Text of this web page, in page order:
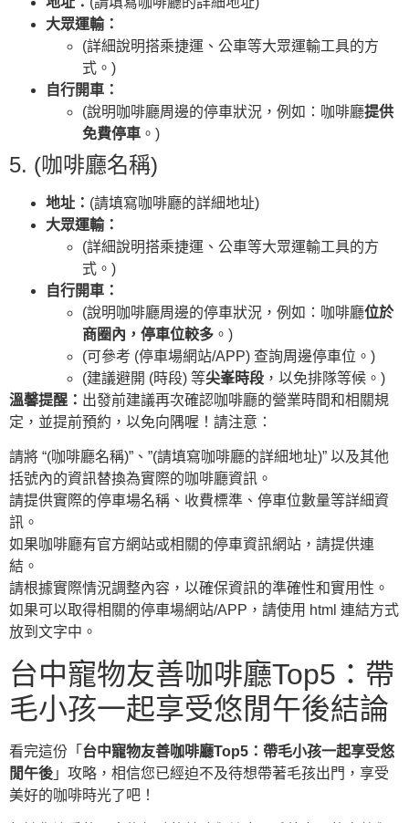
大眾運輸：
(詳細說明搭乘捷運、公車等大眾運輸工具的方
式。)
自行開車：
(說明咖啡廳周邊的停車狀況，例如：咖啡廳提供
免費停車 。)
5. (咖啡廳名稱)
地址： (請填寫咖啡廳的詳細地址)
大眾運輸：
(詳細說明搭乘捷運、公車等大眾運輸工具的方
式。)
自行開車：
(說明咖啡廳周邊的停車狀況，例如：咖啡廳位於
商圈內，停車位較多 。)
(可參考 (停車場網站/APP) 查詢周邊停車位。)
(建議避開 (時段) 等尖峯時段 ，以免排隊等候。)
溫馨提醒： 出發前建議再次確認咖啡廳的營業時間和相關規
定，並提前預約，以免向隅喔！請注意：
請將 “(咖啡廳名稱)”、”(請填寫咖啡廳的詳細地址)” 以及其他
括號內的資訊替換為實際的咖啡廳資訊。
請提供實際的停車場名稱、收費標準、停車位數量等詳細資
訊。
如果咖啡廳有官方網站或相關的停車資訊網站，請提供連
結。
請根據實際情況調整內容，以確保資訊的準確性和實用性。
如果可以取得相關的停車場網站/APP，請使用 html 連結方式
放到文字中。
台中寵物友善咖啡廳Top5：帶
毛小孩一起享受悠閒午後結論
看完這份「 台中寵物友善咖啡廳Top5：帶毛小孩一起享受悠
閒午後 」攻略，相信您已經迫不及待想帶著毛孩出門，享受
美好的咖啡時光了吧！